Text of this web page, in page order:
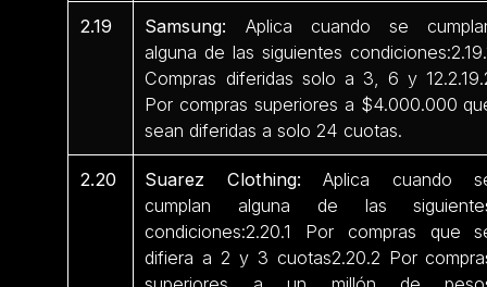
2.19 Samsung: Aplica cuando se
alguna de las siguientes
Compras diferidas solo a 3, 6 y
Por compras superiores a $4.000.000
sean diferidas a solo 24 cuotas.
2.20 Suarez Clothing: Aplica cuando
cumplan alguna de las
condiciones:2.20.1 Por compras que
difiera a 2 y 3 cuotas2.20.2 Por